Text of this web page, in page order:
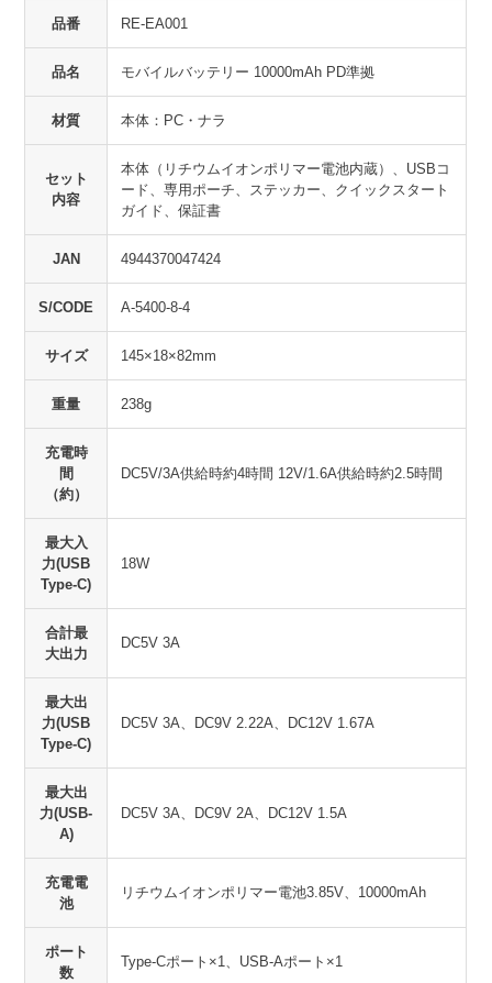
品番 RE-EA001
品名 モバイルバッテリー 10000mAh PD準拠
材質 本体：PC・ナラ
セット
内容
本体（リチウムイオンポリマー電池内蔵）、USBコ
ード、専用ポーチ、ステッカー、クイックスタート
ガイド、保証書
JAN 4944370047424
S/CODE A-5400-8-4
サイズ 145×18×82mm
重量 238g
充電時
間
（約）
DC5V/3A供給時約4時間 12V/1.6A供給時約2.5時間
最大入
力(USB
Type-C)
18W
合計最
大出力
DC5V 3A
最大出
力(USB
Type-C)
DC5V 3A、DC9V 2.22A、DC12V 1.67A
最大出
力(USB-
A)
DC5V 3A、DC9V 2A、DC12V 1.5A
充電電
池
リチウムイオンポリマー電池3.85V、10000mAh
ポート
数
Type-Cポート×1、USB-Aポート×1